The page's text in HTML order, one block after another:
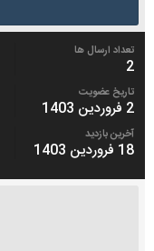
تعداد ارسال ها
2
تاریخ عضویت
2 فروردین 1403
آخرین بازدید
18 فروردین 1403